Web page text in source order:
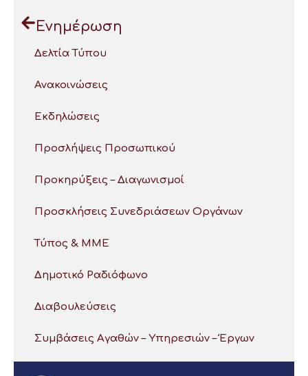
Ενημέρωση
Δελτία Τύπου
Ανακοινώσεις
Εκδηλώσεις
Προσλήψεις Προσωπικού
Προκηρύξεις – Διαγωνισμοί
Προσκλήσεις Συνεδριάσεων Οργάνων
Τύπος & ΜΜΕ
Δημοτικό Ραδιόφωνο
Διαβουλεύσεις
Συμβάσεις Αγαθών – Υπηρεσιών – Έργων